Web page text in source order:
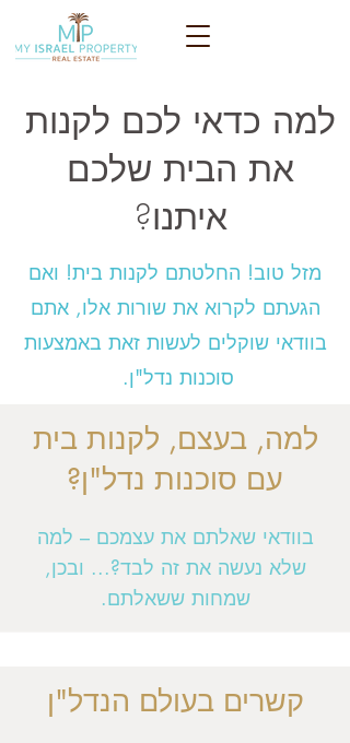
למה כדאי לכם לקנות
את הבית שלכם
איתנו?
מזל טוב! החלטתם לקנות בית! ואם
הגעתם לקרוא את שורות אלו, אתם
בוודאי שוקלים לעשות זאת באמצעות
סוכנות נדל"ן.
למה, בעצם, לקנות בית
עם סוכנות נדל"ן?
בוודאי שאלתם את עצמכם – למה
שלא נעשה את זה לבד?... ובכן,
שמחות ששאלתם.
קשרים בעולם הנדל"ן